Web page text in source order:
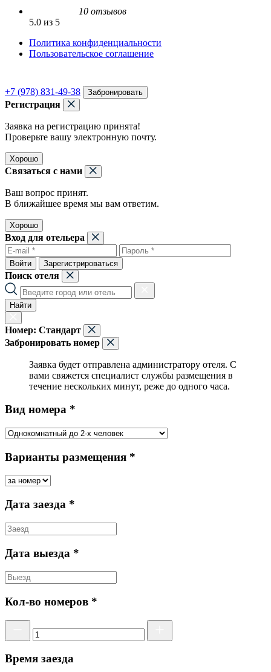
10 отзывов
5.0 из 5
Политика конфиденциальности
Пользовательское соглашение
+7 (978) 831-49-38 Забронировать
Регистрация
Заявка на регистрацию принята!
Проверьте вашу электронную почту.
Хорошо
Связаться с нами
Ваш вопрос принят.
В ближайшее время мы вам ответим.
Хорошо
Вход для отельера
Войти Зарегистрироваться
Поиск отеля
Найти
Номер: Стандарт
Забронировать номер
Заявка будет отправлена администратору отеля. С
вами свяжется специалист службы размещения в
течение нескольких минут, реже до одного часа.
Вид номера *
Варианты размещения *
Дата заезда *
Дата выезда *
Кол-во номеров *
Время заезда